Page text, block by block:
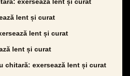
exersează lent și curat
lent și curat
lent și curat
lent și curat
chitară: exersează lent și curat